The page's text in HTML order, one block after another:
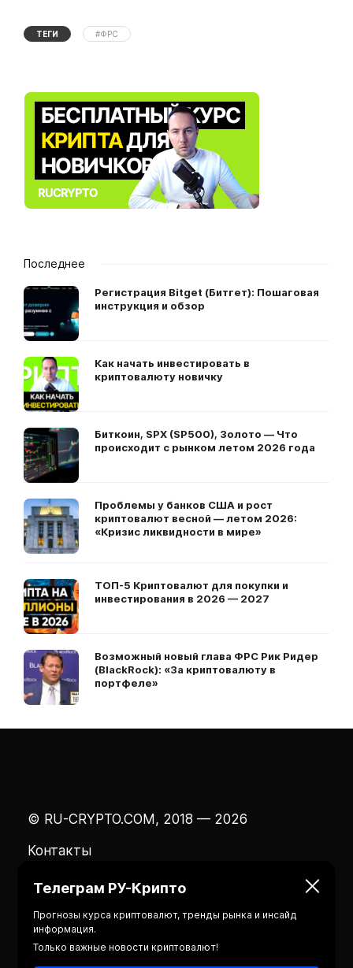
ТЕГИ #ФРС
Последнее
Регистрация Bitget (Битгет): Пошаговая
инструкция и обзор
Как начать инвестировать в
криптовалюту новичку
Биткоин, SPX (SP500), Золото — Что
происходит с рынком летом 2026 года
Проблемы у банков США и рост
криптовалют весной — летом 2026:
«Кризис ликвидности в мире»
ТОП-5 Криптовалют для покупки и
инвестирования в 2026 — 2027
Возможный новый глава ФРС Рик Ридер
(BlackRock): «За криптовалюту в
портфеле»
© RU-CRYPTO.COM, 2018 — 2026
Контакты
Телеграм РУ-Крипто
Прогнозы курса криптовалют, тренды рынка и инсайд
информация.
Только важные новости криптовалют!